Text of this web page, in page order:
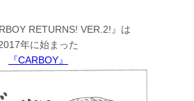
RETURNS! VER.2!』は
年に始まった
『CARBOY』